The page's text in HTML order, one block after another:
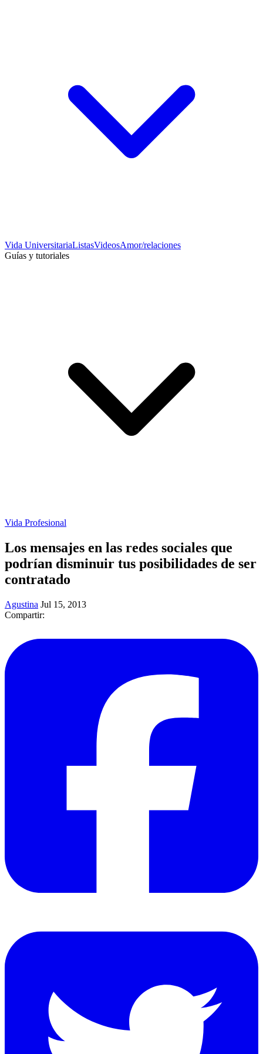
Vida UniversitariaListasVideosAmor/relaciones
Guías y tutoriales
Vida Profesional
Los mensajes en las redes sociales que
podrían disminuir tus posibilidades de ser
contratado
Agustina Jul 15, 2013
Compartir: